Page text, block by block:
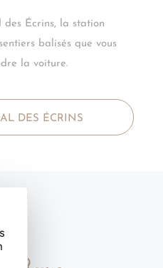
Écrins, la station
balisés que vous
la voiture.
DES ÉCRINS